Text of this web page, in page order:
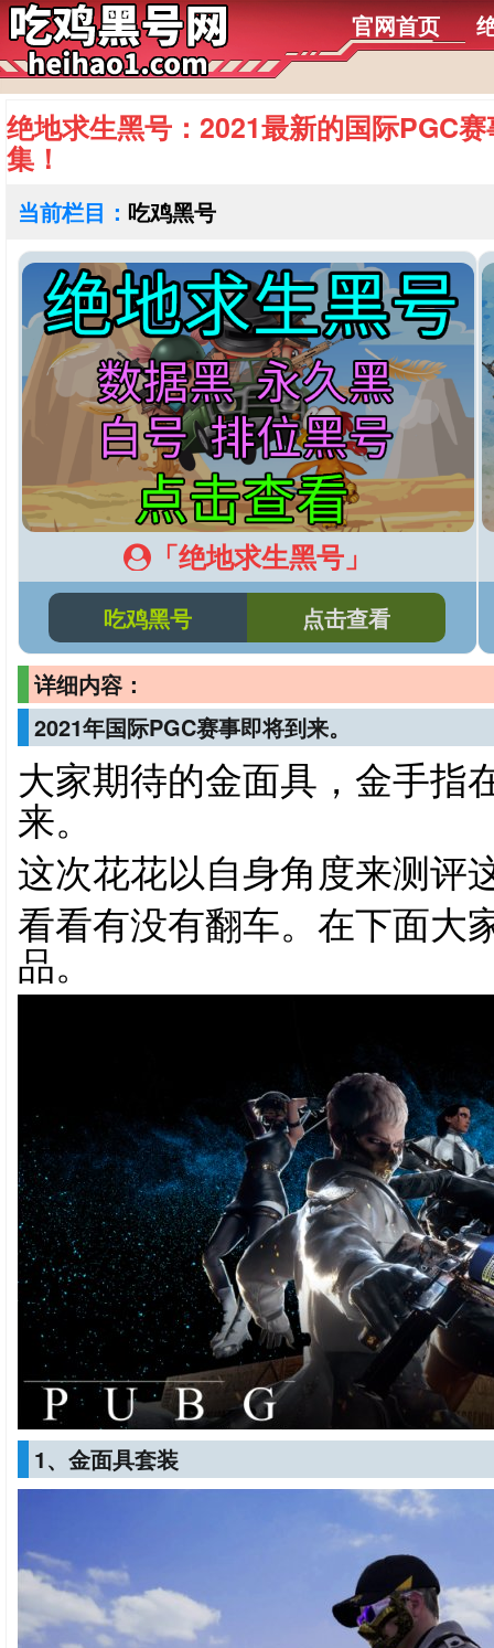
官网首页
绝地求生黑号：2021最新的国际PGC
集！
当前栏目： 吃鸡黑号
「绝地求生黑号」
吃鸡黑号 点击查看
详细内容：
2021年国际PGC赛事即将到来。
大家期待的金面具，金手指
来。
这次花花以自身角度来测评
看看有没有翻车。在下面大
品。
1、金面具套装